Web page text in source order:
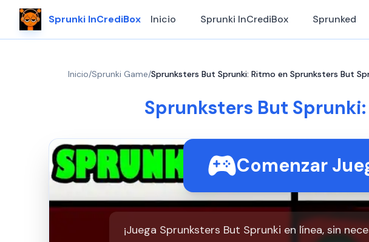
Sprunki InCrediBox Inicio Sprunki InCrediBox Sprunked
Inicio/Sprunki Game/Sprunksters But Sprunki: Ritmo en Sprunksters But
Sprunksters But
Comenzar
¡Juega Sprunksters But Sprunki en línea, sin